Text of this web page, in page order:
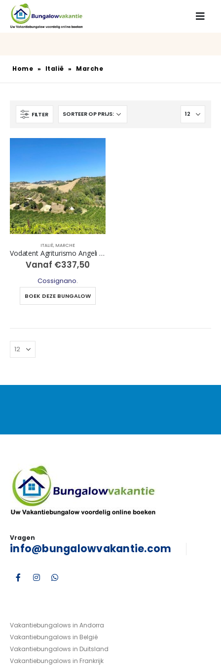
Home » Italië » Marche
FILTER
ITALIË, MARCHE
Vodatent Agriturismo Angeli Sognanti
Vanaf €337,50
Cossignano.
BOEK DEZE BUNGALOW
Vragen
info@bungalowvakantie.com
Vakantiebungalows in Andorra
Vakantiebungalows in België
Vakantiebungalows in Duitsland
Vakantiebungalows in Frankrijk